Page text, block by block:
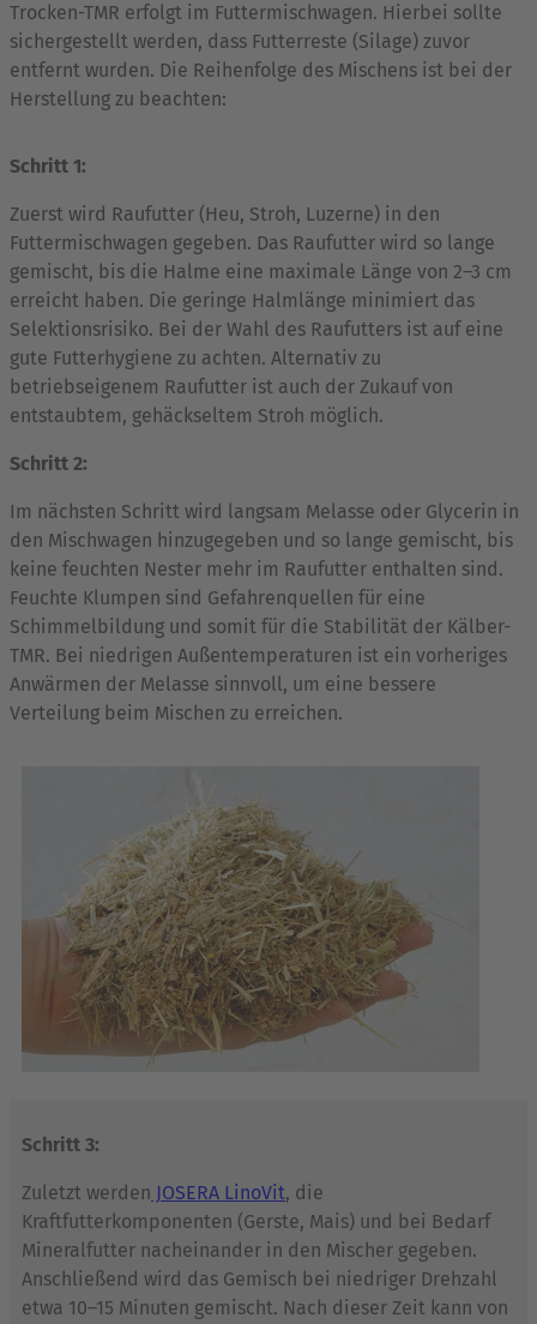
Trocken-TMR erfolgt im Futtermischwagen. Hierbei sollte
sichergestellt werden, dass Futterreste (Silage) zuvor
entfernt wurden. Die Reihenfolge des Mischens ist bei der
Herstellung zu beachten:
Schritt 1:
Zuerst wird Raufutter (Heu, Stroh, Luzerne) in den
Futtermischwagen gegeben. Das Raufutter wird so lange
gemischt, bis die Halme eine maximale Länge von 2–3 cm
erreicht haben. Die geringe Halmlänge minimiert das
Selektionsrisiko. Bei der Wahl des Raufutters ist auf eine
gute Futterhygiene zu achten. Alternativ zu
betriebseigenem Raufutter ist auch der Zukauf von
entstaubtem, gehäckseltem Stroh möglich.
Schritt 2:
Im nächsten Schritt wird langsam Melasse oder Glycerin in
den Mischwagen hinzugegeben und so lange gemischt, bis
keine feuchten Nester mehr im Raufutter enthalten sind.
Feuchte Klumpen sind Gefahrenquellen für eine
Schimmelbildung und somit für die Stabilität der Kälber-
TMR. Bei niedrigen Außentemperaturen ist ein vorheriges
Anwärmen der Melasse sinnvoll, um eine bessere
Verteilung beim Mischen zu erreichen.
Schritt 3:
Zuletzt werden JOSERA LinoVit, die
Kraftfutterkomponenten (Gerste, Mais) und bei Bedarf
Mineralfutter nacheinander in den Mischer gegeben.
Anschließend wird das Gemisch bei niedriger Drehzahl
etwa 10–15 Minuten gemischt. Nach dieser Zeit kann von